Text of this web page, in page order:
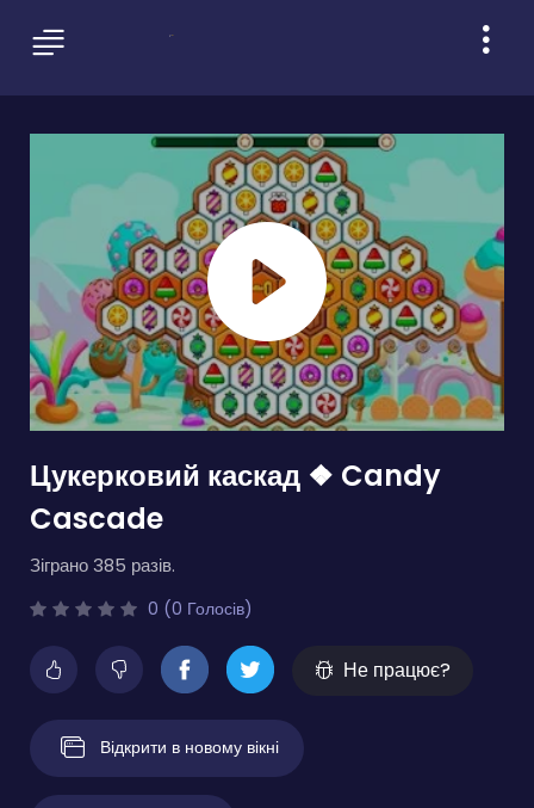
Цукерковий каскад ❖ Candy
Cascade
Зіграно 385 разів.
0 (0 Голосів)
Не працює?
Відкрити в новому вікні